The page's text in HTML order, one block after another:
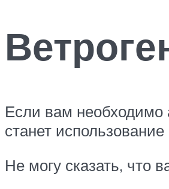
Если вам необходимо
станет
Не могу сказать, что